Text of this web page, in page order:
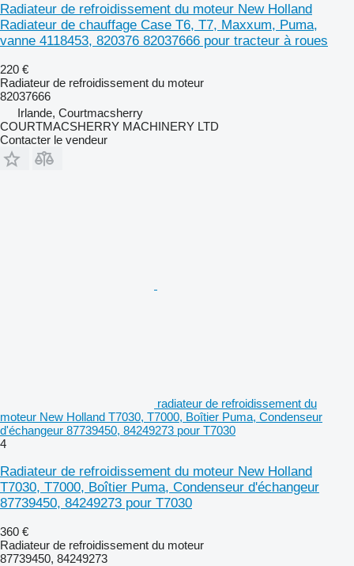
Radiateur de refroidissement du moteur New Holland
Radiateur de chauffage Case T6, T7, Maxxum, Puma,
vanne 4118453, 820376 82037666 pour tracteur à roues
220 €
Radiateur de refroidissement du moteur
82037666
Irlande, Courtmacsherry
COURTMACSHERRY MACHINERY LTD
Contacter le vendeur
radiateur de refroidissement du
moteur New Holland T7030, T7000, Boîtier Puma, Condenseur
d'échangeur 87739450, 84249273 pour T7030
4
Radiateur de refroidissement du moteur New Holland
T7030, T7000, Boîtier Puma, Condenseur d'échangeur
87739450, 84249273 pour T7030
360 €
Radiateur de refroidissement du moteur
87739450, 84249273